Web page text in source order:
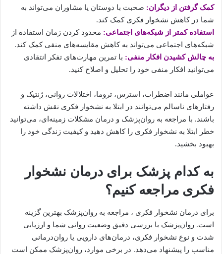
کمک گرفتن از دیگران: صحبت با دوستان یا مشاوران می‌تواند به
شما در کاهش نشخوار فکری کمک کند.
استفاده کمتر از شبکه‌های اجتماعی: محدود کردن زمان استفاده از
شبکه‌های اجتماعی می‌تواند به کاهش مقایسه‌های منفی کمک کند.
به چالش کشیدن افکار منفی: با تمرین مهارت‌های تفکر انتقادی
می‌توانید افکار منفی خود را تحلیل و اصلاح کنید.
عواملی مانند اضطراب، استرس، تروما، اختلالات روانی، ژنتیک و
رفتارهای ناسالم می‌توانند در ابتلا به نشخوار فکری نقش داشته
باشند. با مراجعه به روان‌پزشک و درمان مشکلات زمینه‌ای، می‌توانید
خطر ابتلا به نشخوار فکری را کاهش دهید و کیفیت زندگی خود را
بهبود بخشید.
به کدام پزشک برای درمان نشخوار
فکری مراجعه کنیم؟
برای درمان نشخوار فکری ، مراجعه به روان‌پزشک بهترین گزینه
است. روان‌پزشک با بررسی دقیق وضعیت روانی شما و ارزیابی
شدت و نوع نشخوار فکری، درمان‌های دارویی یا روان‌درمانی
مناسب را پیشنهاد می‌دهد. در برخی موارد، روان‌پزشک ممکن است